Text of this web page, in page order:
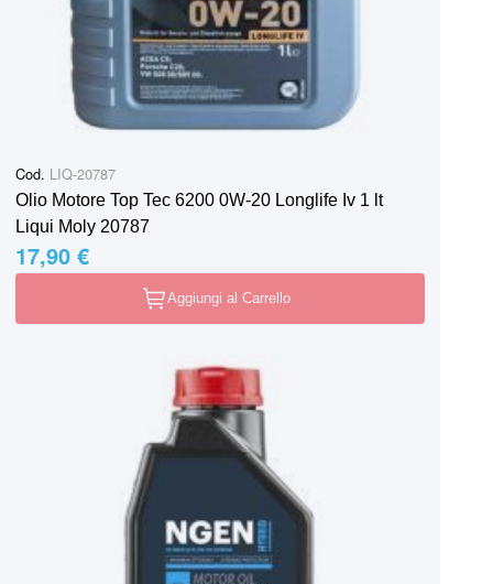
Cod. LIQ-20787
Olio Motore Top Tec 6200 0W-20 Longlife Iv 1 lt
Liqui Moly 20787
17,90 €
Aggiungi al Carrello